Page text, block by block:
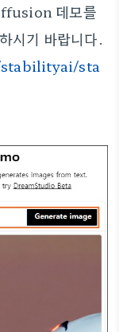
데모를
시기 바랍니다.
sta